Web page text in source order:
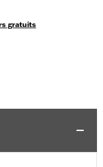
gratuits